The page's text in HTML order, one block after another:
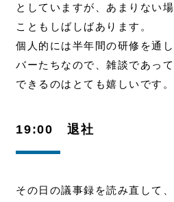
としていますが、あまりない
こともしばしばあります。
個人的には半年間の研修を通
バーたちなので、雑談であっ
できるのはとても嬉しいです。
19:00 退社
その日の議事録を読み直して